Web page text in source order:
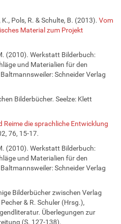
Pols, R. & Schulte, B. (2013). Vom
Material zum Projekt
(2010). Werkstatt Bilderbuch:
und Materialien für den
Schneider Verlag
Bilderbücher. Seelze: Klett
Reime die sprachliche Entwicklung
76, 15-17.
(2010). Werkstatt Bilderbuch:
und Materialien für den
Schneider Verlag
Bilderbücher zwischen Verlag
& R. Schuler (Hrsg.),
Überlegungen zur
(S. 127-138).